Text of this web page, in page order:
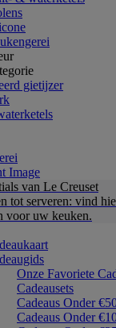
gietijzer
van Le Creuset
tot serveren: vind
voor uw keuken.
Onze Favoriete
Cadeausets
Cadeaus Onder
Cadeaus Onder